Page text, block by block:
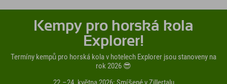
Kempy pro horská kola
Explorer!
Termíny kempů pro horská kola v hotelech Explorer jsou stanoveny na
rok 2026 😎